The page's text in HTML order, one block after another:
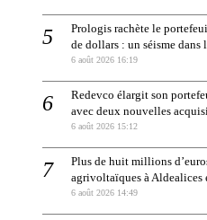
Prologis rachète le
de dollars : un séisme
6 août 2026 16:19
Redevco élargit son
avec deux nouvelles
6 août 2026 15:12
Plus de huit millions
agrivoltaïques à Aldealices
6 août 2026 14:49